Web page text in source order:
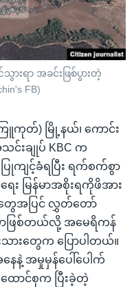
းရာ အခင်းဖြစ်ပွားတဲ့
FB)
ြူကုတ်) မြို့နယ်၊ ကောင်း
သင်းချုပ် KBC က
ြုကျင့်ခံရပြီး ရက်စက်စွာ
း မြန်မာအစိုးရကိုဖိအား
ေအပြင် လွှတ်တော်
ာဖြစ်တယ်လို့ အမေရိကန်
ားတွေက ပြောပါတယ်။
ေနဲ့ အမှုမှန်ပေါ်ပေါက်
ောင်စုက ပြီးခဲ့တဲ့